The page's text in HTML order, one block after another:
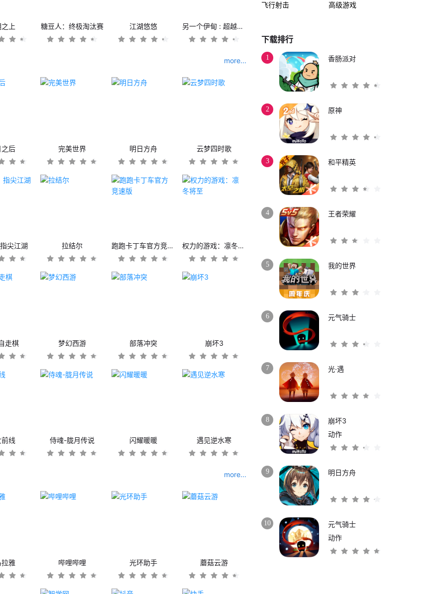
上 糖豆人：终极淘汰赛 江湖悠悠 另一个伊甸 : 超越时空的猫
more...
后 完美世界 明日方舟 云梦四时歌
尖江湖 拉结尔 跑跑卡丁车官方竞速版 权力的游戏：凛冬将至
走棋 梦幻西游 部落冲突 崩坏3
线 侍魂-胧月传说 闪耀暖暖 遇见逆水寒
more...
雅 哔哩哔哩 光环助手 蘑菇云游
飞行射击
高级游戏
下载排行
1 香肠派对
2 原神
3 和平精英
4 王者荣耀
5 我的世界
6 元气骑士
7 光·遇
8
崩坏3
动作
9 明日方舟
10
元气骑士
动作